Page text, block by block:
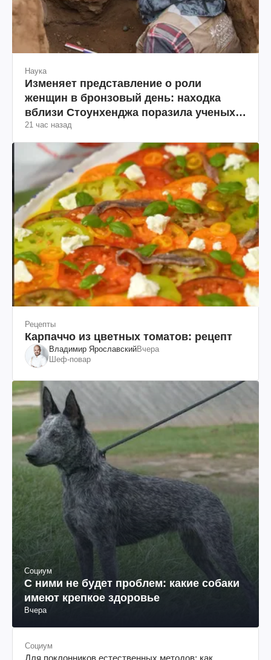
Наука
Изменяет представление о роли
женщин в бронзовый день: находка
вблизи Стоунхенджа поразила ученых
(фото)
21 час назад
Рецепты
Карпаччо из цветных томатов: рецепт
Владимир ЯрославскийВчера
Шеф-повар
Социум
С ними не будет проблем: какие собаки
имеют крепкое здоровье
Вчера
Социум
Для поклонников естественных методов: как